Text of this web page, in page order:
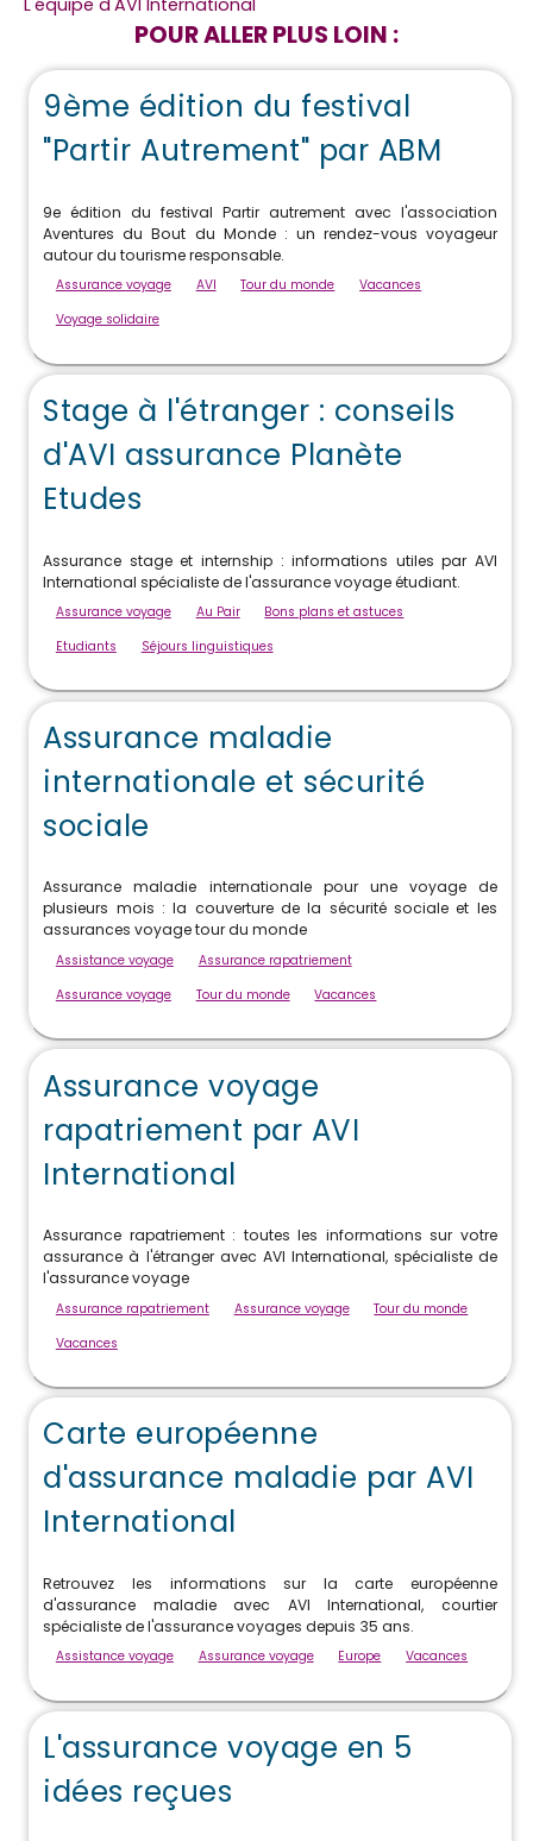
L'équipe d'AVI International
POUR ALLER PLUS LOIN :
9ème édition du festival
"Partir Autrement" par ABM
9e édition du festival Partir autrement avec l'association
Aventures du Bout du Monde : un rendez-vous voyageur
autour du tourisme responsable.
Assurance voyage AVI Tour du monde
Vacances
Voyage solidaire
Stage à l'étranger : conseils
d'AVI assurance Planète
Etudes
Assurance stage et internship : informations utiles par AVI
International spécialiste de l'assurance voyage étudiant.
Assurance voyage Au Pair
Bons plans et astuces
Etudiants
Séjours linguistiques
Assurance maladie
internationale et sécurité
sociale
Assurance maladie internationale pour une voyage de
plusieurs mois : la couverture de la sécurité sociale et les
assurances voyage tour du monde
Assistance voyage
Assurance rapatriement
Assurance voyage
Tour du monde Vacances
Assurance voyage
rapatriement par AVI
International
Assurance rapatriement : toutes les informations sur votre
assurance à l'étranger avec AVI International, spécialiste de
l'assurance voyage
Assurance rapatriement Assurance voyage
Tour du monde
Vacances
Carte européenne
d'assurance maladie par AVI
International
Retrouvez les informations sur la carte européenne
d'assurance maladie avec AVI International, courtier
spécialiste de l'assurance voyages depuis 35 ans.
Assistance voyage Assurance voyage Europe Vacances
L'assurance voyage en 5
idées reçues